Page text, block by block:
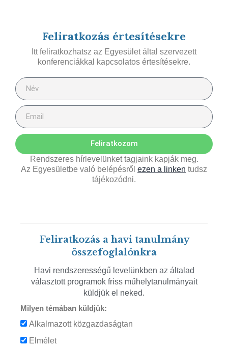
Feliratkozás értesítésekre
Itt feliratkozhatsz az Egyesület által szervezett
konferenciákkal kapcsolatos értesítésekre.
Feliratkozom
Rendszeres hírlevelünket tagjaink kapják meg.
Az Egyesületbe való belépésről ezen a linken tudsz
tájékozódni.
Feliratkozás a havi tanulmány
összefoglalónkra
Havi rendszerességű levelünkben az általad
választott programok friss műhelytanulmányait
küldjük el neked.
Milyen témában küldjük:
Alkalmazott közgazdaságtan
Elmélet